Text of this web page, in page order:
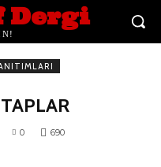
Dergi
0 690